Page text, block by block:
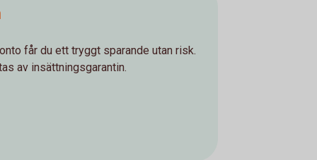
får du ett tryggt sparande utan risk.
av insättningsgarantin.